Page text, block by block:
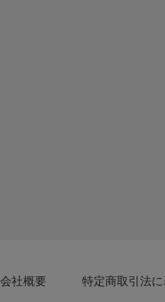
会社概要 特定商取引法